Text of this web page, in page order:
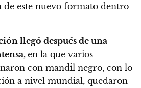
de este nuevo formato dentro
llegó después de una
en la que varios
con mandil negro, con lo
a nivel mundial, quedaron